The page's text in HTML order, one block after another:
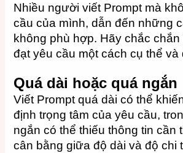
Nhiều người viết Prompt mà
cầu của mình, dẫn đến những
không phù hợp. Hãy chắc chắn
đạt yêu cầu một cách cụ thể và
Quá dài hoặc quá ngắn
Viết Prompt quá dài có thể
định trọng tâm của yêu cầu,
ngắn có thể thiếu thông tin cần
cân bằng giữa độ dài và độ chi